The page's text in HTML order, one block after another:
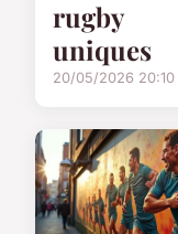
rugby
uniques
20/05/2026 20:10